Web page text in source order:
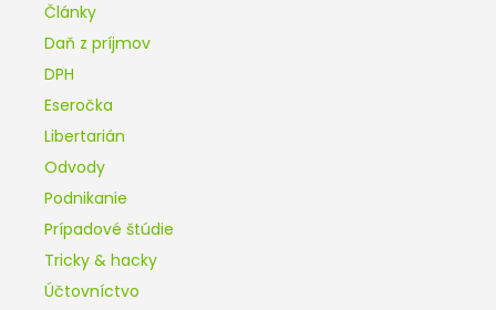
Články
Daň z príjmov
DPH
Eseročka
Libertarián
Odvody
Podnikanie
Prípadové štúdie
Tricky & hacky
Účtovníctvo